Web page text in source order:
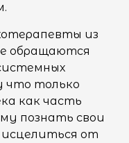
из
обращаются
что только
как часть
познать свои
от